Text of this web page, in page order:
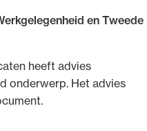
en Tweede
heeft advies
onderwerp. Het advies